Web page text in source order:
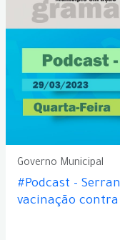
Governo Municipal
#Podcast -
vacinação